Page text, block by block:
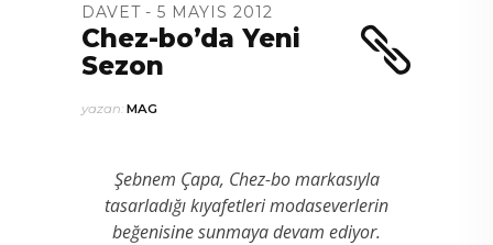
DAVET 5 MAYIS 2012
Chez-bo’da Yeni
Sezon
yazan: MAG
Şebnem Çapa, Chez-bo markasıyla
tasarladığı kıyafetleri modaseverlerin
beğenisine sunmaya devam ediyor.